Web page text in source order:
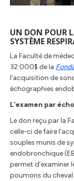
UN DON POUR
SYSTÈME
La Faculté de
32 000$ de la
l’acquisition de
échographies
L’examen par
Le don reçu par la
celle-ci de faire
souples munis de
endobronchique
permet d’examiner
poumons du